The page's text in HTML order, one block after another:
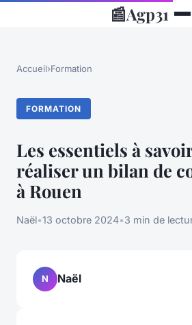
📰Agp31
Accueil›Formation
FORMATION
Les essentiels à
réaliser un bilan de
à Rouen
Naël•13 octobre 2024•3 min de
N Naël